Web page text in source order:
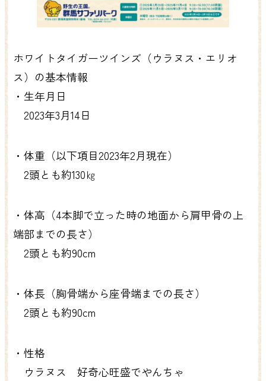
ホワイトタイガーツインズ（ウラヌス・エリオ
ス）の基本情報
・生年月日
2023年3月14日
・体重（以下項目2023年2月現在）
2頭とも約130㎏
・体高（4本脚で立った時の地面から肩甲骨の上
端部までの長さ）
2頭とも約90cm
・体長（胸骨端から座骨端までの長さ）
2頭とも約90cm
・性格
ウラヌス 好奇心旺盛でやんちゃ